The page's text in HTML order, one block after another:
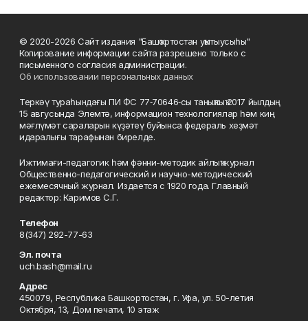
© 2020-2026 Сайт издания "Башҡортостан уҡытыусыһы"
Копирование информации сайта разрешено только с
письменного согласия администрации.
Об использовании персональных данных
Теркәү тураһындағы ПИ ФС 77‑70646‑сы таныҡлыҡ 2017 йылдың
15 авгусында Элемтә, информацион технологиялар һәм киң
мәғлүмәт сараларын күҙәтеү буйынса федераль хеҙмәт
идаралығы тарафынан бирелде.
Ижтимағи-педагогик һәм фәнни-методик айлыҡ журнал
Общественно-педагогический и научно-методический
ежемесячный журнал. Издается с 1920 года. Главный
редактор: Каримов С.Г.
Телефон
8(347) 292-77-63
Эл. почта
uch.bash@mail.ru
Адрес
450079, Республика Башкортостан, г. Уфа, ул. 50-летия
Октября, 13, Дом печати, 10 этаж